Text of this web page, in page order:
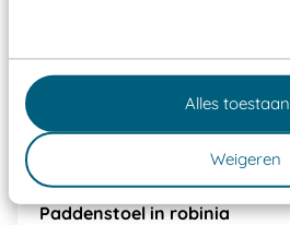
Alles toestaan
Weigeren
Paddenstoel in robinia